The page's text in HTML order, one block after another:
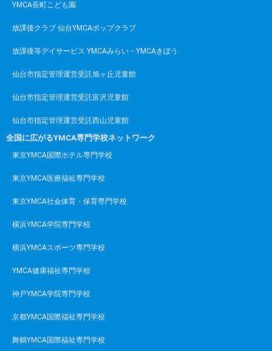
YMCA長町こども園
放課後クラブ 仙台YMCAポップクラブ
放課後等デイサービス YMCAみらい・YMCAきぼう
仙台市指定管理運営受託旭ヶ丘児童館
仙台市指定管理運営受託富沢児童館
仙台市指定管理運営受託西山児童館
全国に広がるYMCA専門学校ネットワーク
東京YMCA国際ホテル専門学校
東京YMCA医療福祉専門学校
東京YMCA社会体育・保育専門学校
横浜YMCA学院専門学校
横浜YMCAスポーツ専門学校
YMCA健康福祉専門学校
神戸YMCA学院専門学校
京都YMCA国際福祉専門学校
舞鶴YMCA国際福祉専門学校